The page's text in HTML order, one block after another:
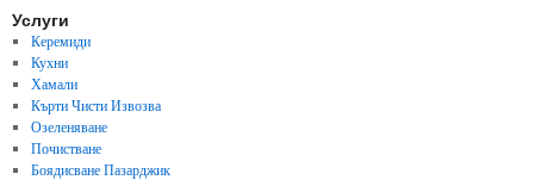
Услуги
Керемиди
Кухни
Хамали
Кърти Чисти Извозва
Озеленяване
Почистване
Боядисване Пазарджик